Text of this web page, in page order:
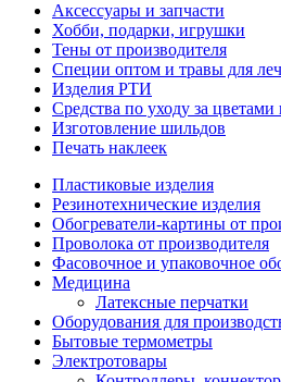
Аксессуары и запчасти
Хобби, подарки, игрушки
Тены от производителя
Специи оптом и травы для
Изделия РТИ
Средства по уходу за цветами
Изготовление шильдов
Печать наклеек
Пластиковые изделия
Резинотехнические изделия
Обогреватели-картины от
Проволока от производителя
Фасовочное и упаковочное
Медицина
Латексные перчатки
Оборудования для
Бытовые термометры
Электротовары